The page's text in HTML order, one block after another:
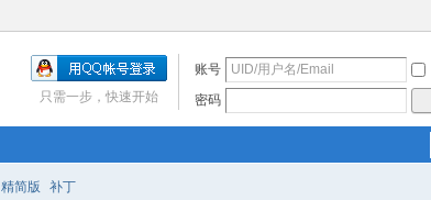
账号
密码
只需一步，快速开始
精简版 补丁